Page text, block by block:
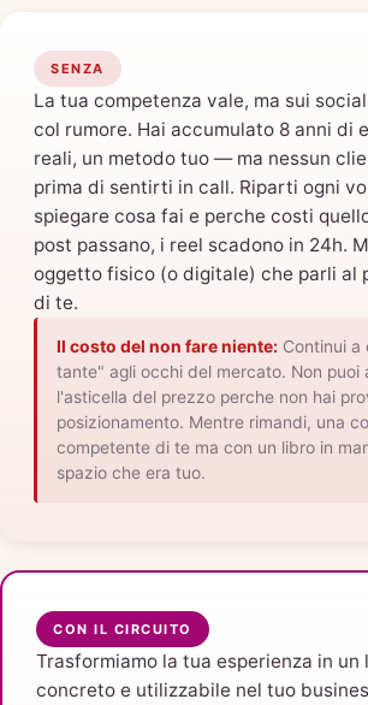
SENZA
La tua competenza vale, ma sui
col rumore. Hai accumulato 8 anni di
reali, un metodo tuo — ma nessun
prima di sentirti in call. Riparti ogni
spiegare cosa fai e perche costi
post passano, i reel scadono in 24h.
oggetto fisico (o digitale) che parli al
di te.
Il costo del non fare niente: Continui a
tante" agli occhi del mercato. Non puoi
l'asticella del prezzo perche non hai
posizionamento. Mentre rimandi, una
competente di te ma con un libro in
spazio che era tuo.
CON IL CIRCUITO
Trasformiamo la tua esperienza in un
concreto e utilizzabile nel tuo